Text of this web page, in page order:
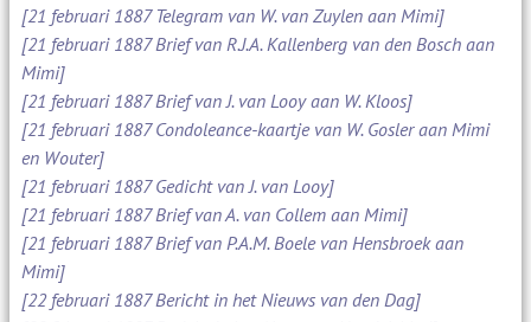
[21 februari 1887 Telegram van W. van Zuylen aan Mimi]
[21 februari 1887 Brief van R.J.A. Kallenberg van den Bosch aan
Mimi]
[21 februari 1887 Brief van J. van Looy aan W. Kloos]
[21 februari 1887 Condoleance-kaartje van W. Gosler aan Mimi
en Wouter]
[21 februari 1887 Gedicht van J. van Looy]
[21 februari 1887 Brief van A. van Collem aan Mimi]
[21 februari 1887 Brief van P.A.M. Boele van Hensbroek aan
Mimi]
[22 februari 1887 Bericht in het Nieuws van den Dag]